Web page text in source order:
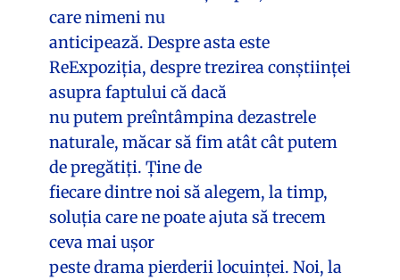
care nimeni nu
anticipează. Despre asta este
ReExpoziția, despre trezirea conștiinței
asupra faptului că dacă
nu putem preîntâmpina dezastrele
naturale, măcar să fim atât cât putem
de pregătiți. Ține de
fiecare dintre noi să alegem, la timp,
soluția care ne poate ajuta să trecem
ceva mai ușor
peste drama pierderii locuinței. Noi, la